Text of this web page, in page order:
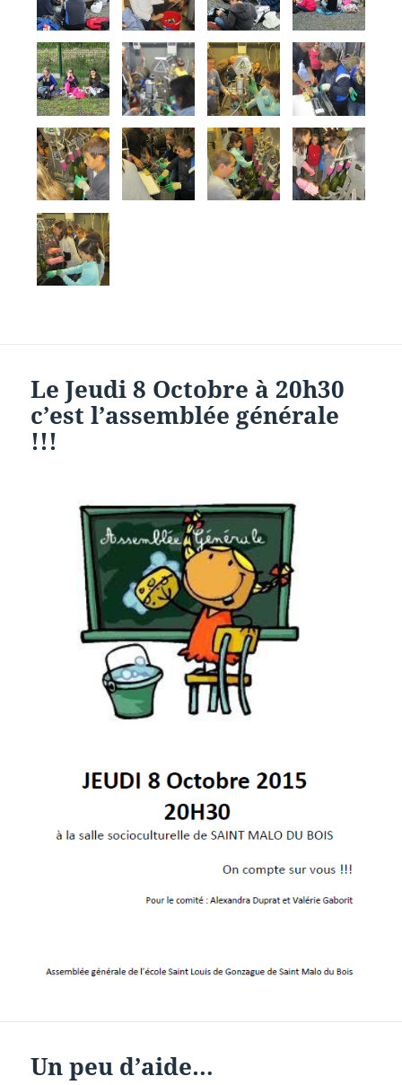
Le Jeudi 8 Octobre à 20h30
c’est l’assemblée générale
!!!
Un peu d’aide…